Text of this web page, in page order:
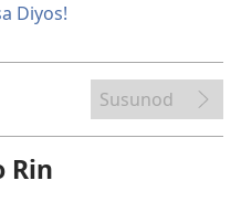
Diyos!
Susunod
Rin